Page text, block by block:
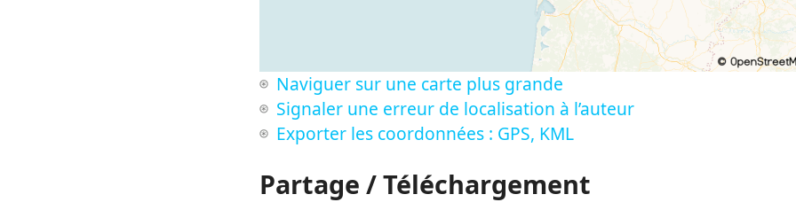
Naviguer sur une carte plus grande
Signaler une erreur de localisation à l’auteur
Exporter les coordonnées : GPS, KML
Partage / Téléchargement